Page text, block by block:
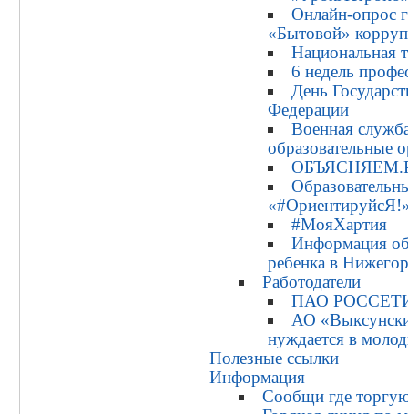
Онлайн-опрос
«Бытовой»
Национальная
6 недель
День
Федерации
Военная
образовательные
#МояХартия
Информация
ребенка в
Работодатели
ПАО
АО
нуждается в
Полезные ссылки
Информация
Сообщи где